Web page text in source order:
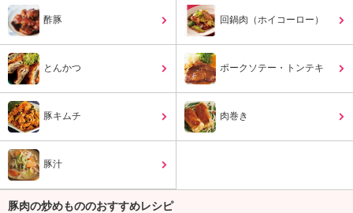
み
の
う
理
酢豚 回鍋肉（ホイコーロー）
とんかつ ポークソテー・トンテキ
豚キムチ 肉巻き
豚汁
豚肉の炒めもののおすすめレシピ